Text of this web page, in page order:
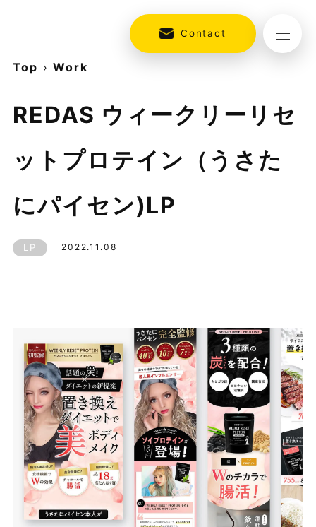
Contact
Top ›Work
REDAS ウィークリーリセ
ットプロテイン（うさた
にパイセン)LP
LP 2022.11.08